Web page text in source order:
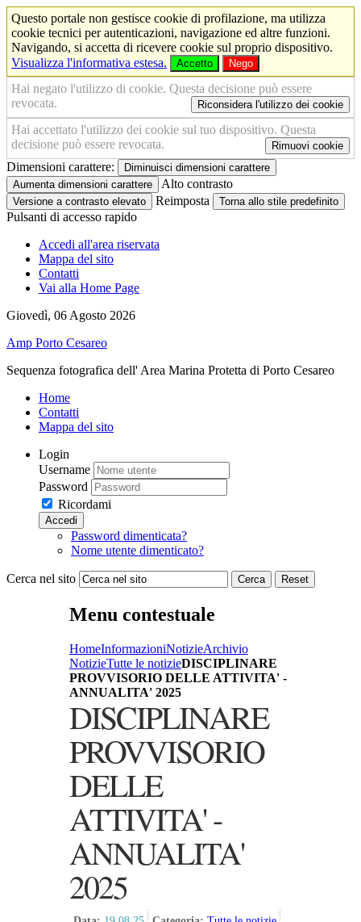
Questo portale non gestisce cookie di profilazione, ma utilizza
cookie tecnici per autenticazioni, navigazione ed altre funzioni.
Navigando, si accetta di ricevere cookie sul proprio dispositivo.
Visualizza l'informativa estesa.
Accetto Nego
Hai negato l'utilizzo di cookie. Questa decisione può essere
revocata.
Riconsidera l'utilizzo dei cookie
Hai accettato l'utilizzo dei cookie sul tuo dispositivo. Questa
decisione può essere revocata.
Rimuovi cookie
Dimensioni carattere:
Diminuisci dimensioni carattere
Aumenta dimensioni carattere
Alto contrasto
Versione a contrasto elevato Reimposta Torna allo stile predefinito
Pulsanti di accesso rapido
Accedi all'area riservata
Mappa del sito
Contatti
Vai alla Home Page
Giovedì, 06 Agosto 2026
Amp Porto Cesareo
Sequenza fotografica dell' Area Marina Protetta di Porto Cesareo
Home
Contatti
Mappa del sito
Login
Username
Password
Ricordami
Accedi
Password dimenticata?
Nome utente dimenticato?
Cerca nel sito Cerca Reset
Menu contestuale
HomeInformazioniNotizieArchivio
NotizieTutte le notizieDISCIPLINARE
PROVVISORIO DELLE ATTIVITA' -
ANNUALITA' 2025
DISCIPLINARE
PROVVISORIO
DELLE
ATTIVITA' -
ANNUALITA'
2025